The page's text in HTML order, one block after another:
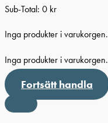
Sub-Total: 0 kr
Inga produkter i varukorgen.
Inga produkter i varukorgen.
Fortsätt handla